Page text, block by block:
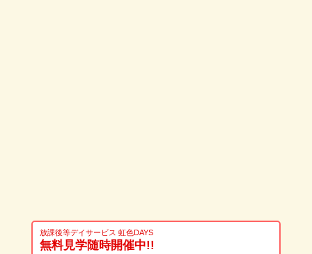
放課後等デイサービス 虹色DAYS
無料見学随時開催中!!